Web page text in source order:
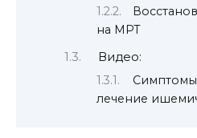
на МРТ
Видео:
лечение